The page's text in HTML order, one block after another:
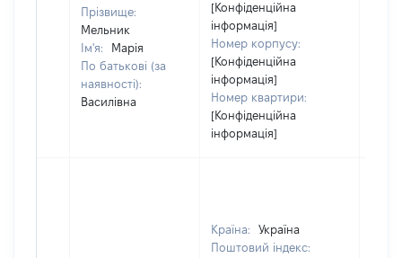
Прізвище:
Мельник
Ім'я:
Марія
По батькові (за
наявності):
Василівна
[Конфіденційна
інформація]
Номер корпусу:
[Конфіденційна
інформація]
Номер квартири:
[Конфіденційна
інформація]
Країна:
Україна
Поштовий індекс: